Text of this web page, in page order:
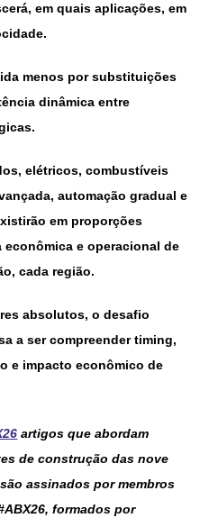
em quais aplicações, em
menos por substituições
dinâmica entre
elétricos, combustíveis
automação gradual e
em proporções
e operacional de
cada região.
absolutos, o desafio
a ser compreender timing,
e impacto econômico de
artigos que abordam
de construção das nove
assinados por membros
formados por